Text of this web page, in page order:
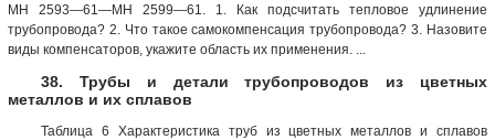
МН 2593—61—МН 2599—61. 1. Как подсчитать тепловое удлинение
трубопровода? 2. Что такое самокомпенсация трубопровода? 3. Назовите
виды компенсаторов, укажите область их применения. ...
38. Трубы и детали трубопроводов из цветных
металлов и их сплавов
Таблица 6 Характеристика труб из цветных металлов и сплавов